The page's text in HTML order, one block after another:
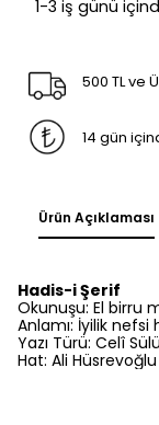
1-3 iş günü
500 TL ve
14 gün
Ürün Açıklaması
Hadis-i Şerif
Okunuşu: El birru
Anlamı: İyilik
Yazı Türü: Celî
Hat: Ali Hüsrevoğlu